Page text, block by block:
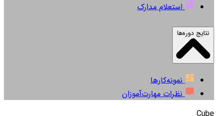
استعلام مدارک
نتایج دوره‌ها
نمونه‌کارها
نظرات مهارت‌آموزان